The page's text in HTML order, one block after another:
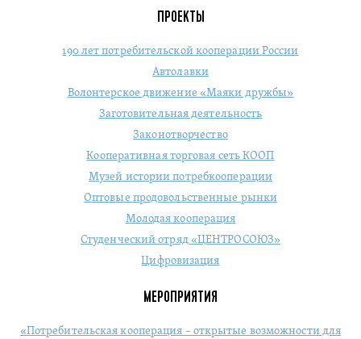
ПРОЕКТЫ
190 лет потребительской кооперации России
Автолавки
Волонтерское движение «Маяки дружбы»
Заготовительная деятельность
Законотворчество
Кооперативная торговая сеть КООП
Музей истории потребкооперации
Оптовые продовольственные рынки
Молодая кооперация
Студенческий отряд «ЦЕНТРОСОЮЗ»
Цифровизация
МЕРОПРИЯТИЯ
«Потребительская кооперация – открытые возможности для